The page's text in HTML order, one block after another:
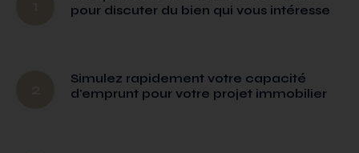
pour discuter du bien qui vous intéresse
Simulez rapidement votre capacité
d'emprunt pour votre projet immobilier